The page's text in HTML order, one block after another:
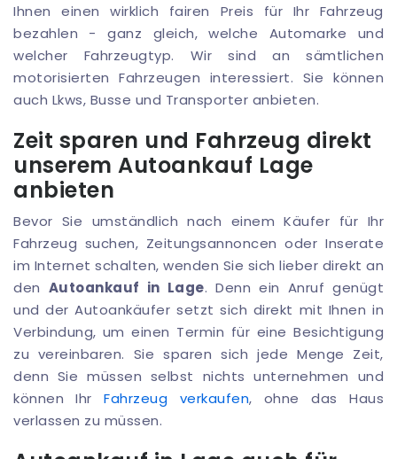
Ihnen einen wirklich fairen Preis für Ihr Fahrzeug
bezahlen - ganz gleich, welche Automarke und
welcher Fahrzeugtyp. Wir sind an sämtlichen
motorisierten Fahrzeugen interessiert. Sie können
auch Lkws, Busse und Transporter anbieten.
Zeit sparen und Fahrzeug direkt
unserem Autoankauf Lage
anbieten
Bevor Sie umständlich nach einem Käufer für Ihr
Fahrzeug suchen, Zeitungsannoncen oder Inserate
im Internet schalten, wenden Sie sich lieber direkt an
den Autoankauf in Lage. Denn ein Anruf genügt
und der Autoankäufer setzt sich direkt mit Ihnen in
Verbindung, um einen Termin für eine Besichtigung
zu vereinbaren. Sie sparen sich jede Menge Zeit,
denn Sie müssen selbst nichts unternehmen und
können IhrFahrzeug verkaufen, ohne das Haus
verlassen zu müssen.